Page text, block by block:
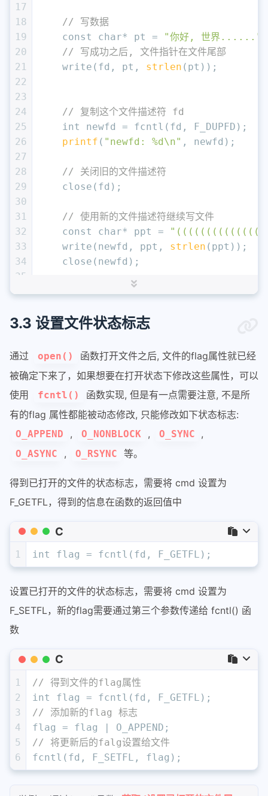
17
18
19
20
21
22
23
24
25
26
27
28
29
30
31
32
33
34
35
// 写数据
const
char* pt = "你好, 世界......"
// 写成功之后, 文件指针在文件尾部
    write(fd, pt,
strlen (pt));
// 复制这个文件描述符 fd
int
newfd = fcntl(fd, F_DUPFD);
printf ( "newfd: %d\n" , newfd);
// 关闭旧的文件描述符
    close(fd);
// 使用新的文件描述符继续写文件
const
char* ppt =
    write(newfd, ppt,
strlen (ppt));
    close(newfd);
3.3 设置文件状态标志
通过 open()
函数打开文件之后, 文件的flag属性就已经
被确定下来了，如果想要在打开状态下修改这些属性，可以
使用
fcntl()
函数实现, 但是有一点需要注意, 不是所
有的flag 属性都能被动态修改, 只能修改如下状态标志:
O_APPEND , O_NONBLOCK , O_SYNC ,
O_ASYNC , O_RSYNC 等。
得到已打开的文件的状态标志，需要将 cmd 设置为
F_GETFL，得到的信息在函数的返回值中
C
1 int flag = fcntl(fd, F_GETFL);
设置已打开的文件的状态标志，需要将 cmd 设置为
F_SETFL，新的flag需要通过第三个参数传递给 fcntl() 函
数
C
1
2
3
4
5
6
// 得到文件的flag属性
int
flag = fcntl(fd, F_GETFL);
// 添加新的flag 标志
flag = flag | O_APPEND;
// 将更新后的falg设置给文件
fcntl(fd, F_SETFL, flag);